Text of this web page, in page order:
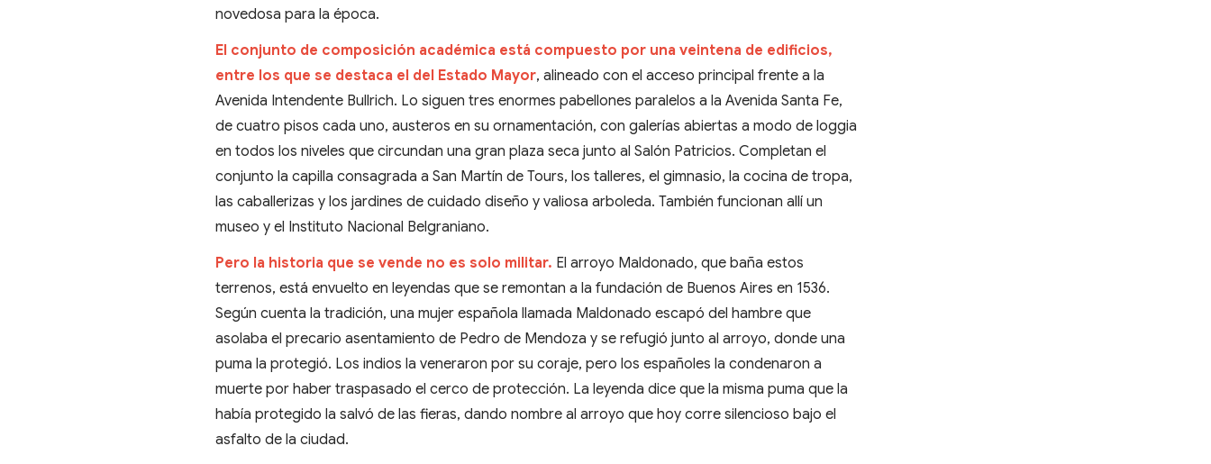
novedosa para la época.
El conjunto de composición académica está compuesto por una veintena de edificios,
entre los que se destaca el del Estado Mayor, alineado con el acceso principal frente a la
Avenida Intendente Bullrich. Lo siguen tres enormes pabellones paralelos a la Avenida Santa Fe,
de cuatro pisos cada uno, austeros en su ornamentación, con galerías abiertas a modo de loggia
en todos los niveles que circundan una gran plaza seca junto al Salón Patricios. Completan el
conjunto la capilla consagrada a San Martín de Tours, los talleres, el gimnasio, la cocina de tropa,
las caballerizas y los jardines de cuidado diseño y valiosa arboleda. También funcionan allí un
museo y el Instituto Nacional Belgraniano.
Pero la historia que se vende no es solo militar. El arroyo Maldonado, que baña estos
terrenos, está envuelto en leyendas que se remontan a la fundación de Buenos Aires en 1536.
Según cuenta la tradición, una mujer española llamada Maldonado escapó del hambre que
asolaba el precario asentamiento de Pedro de Mendoza y se refugió junto al arroyo, donde una
puma la protegió. Los indios la veneraron por su coraje, pero los españoles la condenaron a
muerte por haber traspasado el cerco de protección. La leyenda dice que la misma puma que la
había protegido la salvó de las fieras, dando nombre al arroyo que hoy corre silencioso bajo el
asfalto de la ciudad.